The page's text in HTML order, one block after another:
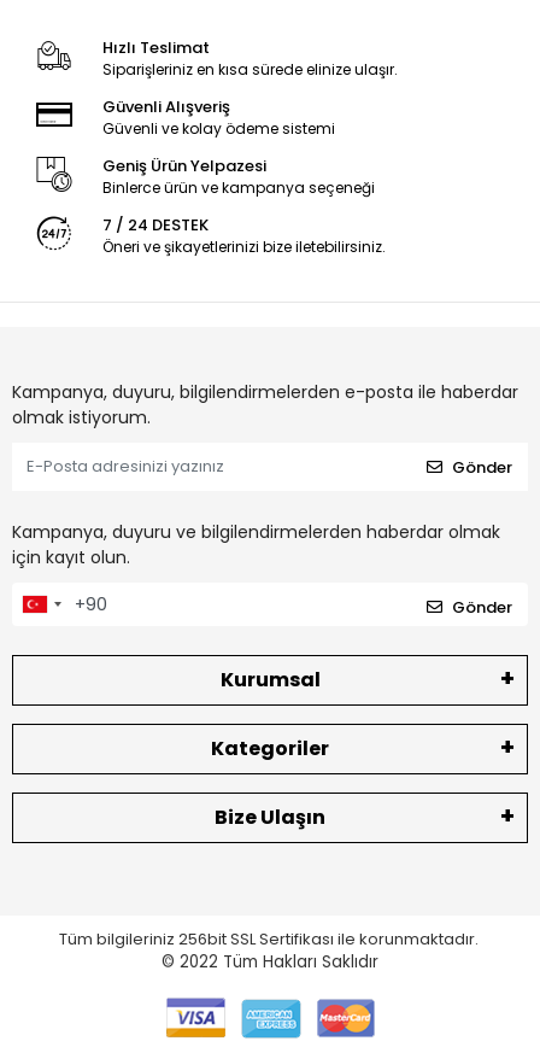
Hızlı Teslimat
Siparişleriniz en kısa sürede elinize ulaşır.
Güvenli Alışveriş
Güvenli ve kolay ödeme sistemi
Geniş Ürün Yelpazesi
Binlerce ürün ve kampanya seçeneği
7 / 24 DESTEK
Öneri ve şikayetlerinizi bize iletebilirsiniz.
Kampanya, duyuru, bilgilendirmelerden e-posta ile haberdar
olmak istiyorum.
Gönder
Kampanya, duyuru ve bilgilendirmelerden haberdar olmak
için kayıt olun.
Gönder
Kurumsal
Kategoriler
Bize Ulaşın
Tüm bilgileriniz 256bit SSL Sertifikası ile korunmaktadır.
© 2022 Tüm Hakları Saklıdır